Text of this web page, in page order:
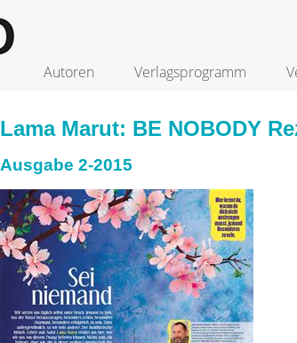
Autoren Verlagsprogramm
Lama Marut: BE NOBODY
Ausgabe 2-2015